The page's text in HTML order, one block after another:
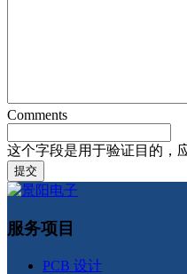
Comments
这个字段是用于验证目的，
服务项目
PCB 设计